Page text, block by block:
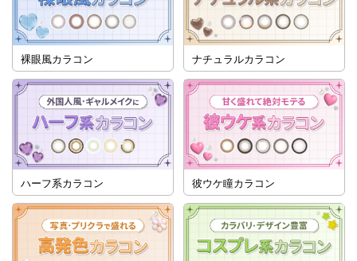
裸眼風カラコン ナチュラルカラコン
ハーフ系カラコン 彼ウケ瞳カラコン